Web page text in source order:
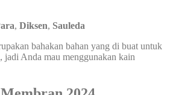
, Diksen, Sauleda
bahakan bahan yang di buat untuk
jadi Anda mau menggunakan kain